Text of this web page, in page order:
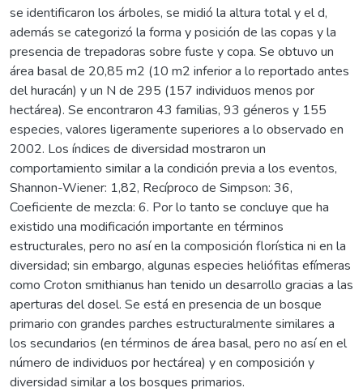
se identificaron los árboles, se midió la altura total y el d,
además se categorizó la forma y posición de las copas y la
presencia de trepadoras sobre fuste y copa. Se obtuvo un
área basal de 20,85 m2 (10 m2 inferior a lo reportado antes
del huracán) y un N de 295 (157 individuos menos por
hectárea). Se encontraron 43 familias, 93 géneros y 155
especies, valores ligeramente superiores a lo observado en
2002. Los índices de diversidad mostraron un
comportamiento similar a la condición previa a los eventos,
Shannon-Wiener: 1,82, Recíproco de Simpson: 36,
Coeficiente de mezcla: 6. Por lo tanto se concluye que ha
existido una modificación importante en términos
estructurales, pero no así en la composición florística ni en la
diversidad; sin embargo, algunas especies heliófitas efímeras
como Croton smithianus han tenido un desarrollo gracias a las
aperturas del dosel. Se está en presencia de un bosque
primario con grandes parches estructuralmente similares a
los secundarios (en términos de área basal, pero no así en el
número de individuos por hectárea) y en composición y
diversidad similar a los bosques primarios.